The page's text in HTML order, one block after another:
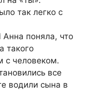
так легко с
Анна поняла, что
такого
с человеком.
все
водили сына в